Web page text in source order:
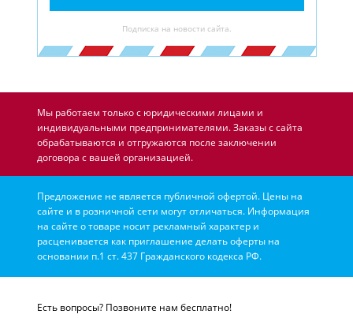
Подписка на новости сайта.
Мы работаем только с юридическими лицами и
индивидуальными предпринимателями. Заказы с сайта
обрабатываются и отгружаются после заключении
договора с вашей организацией.
Предложение не является публичной офертой. Цены на
сайте и в розничной сети могут отличаться. Информация
на сайте о товаре носит рекламный характер и
расценивается как приглашение делать оферты на
основании п.1 ст. 437 Гражданского кодекса РФ.
Есть вопросы? Позвоните нам бесплатно!